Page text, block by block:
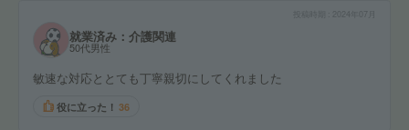
2024年07月
就業済み：介護関連
50代男性
敏速な対応ととても丁寧親切にしてくれました
役に立った！ 36